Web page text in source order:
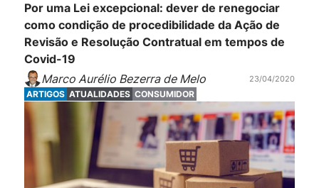
Por uma Lei excepcional: dever de renegociar
como condição de procedibilidade da Ação de
Revisão e Resolução Contratual em tempos de
Covid-19
Marco Aurélio Bezerra de Melo
23/04/2020
ARTIGOS ATUALIDADES CONSUMIDOR